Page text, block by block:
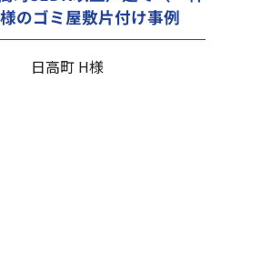
のゴミ屋敷片付け事例
日高町 H様